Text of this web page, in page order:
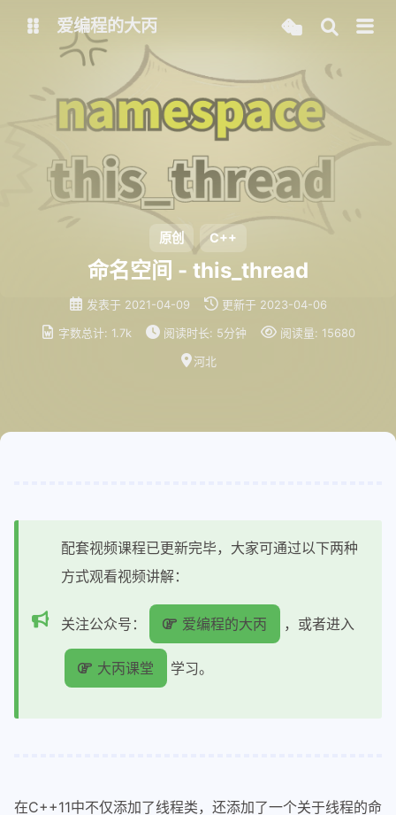
英文版
微信公众号
QQ交流群 微信
码云
了凡四训 俞静公遇灶神记
心经
爱编程的大丙
原创 C++
命名空间 - this_thread
发表于 2021-04-09 更新于 2023-04-06
字数总计: 1.7k 阅读时长: 5分钟 阅读量: 15680
河北
配套视频课程已更新完毕，大家可通过以下两种
方式观看视频讲解：
关注公众号： 爱编程的大丙 ，或者进入
大丙课堂 学习。
在C++11中不仅添加了线程类，还添加了一个关于线程的命